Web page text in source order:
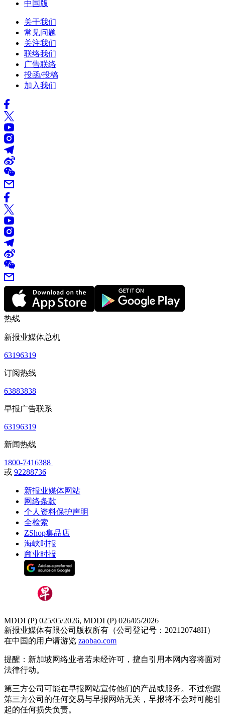
中国版
关于我们
常见问题
关注我们
联络我们
广告联络
投函/投稿
加入我们
热线
新报业媒体总机
63196319
订阅热线
63883838
早报广告联系
63196319
新闻热线
1800-7416388
或 92288736
新报业媒体网站
网络条款
个人资料保护声明
全检索
ZShop集品店
海峡时报
商业时报
MDDI (P) 025/05/2026, MDDI (P) 026/05/2026
新报业媒体有限公司版权所有（公司登记号：202120748H）
在中国的用户请游览 zaobao.com
提醒：新加坡网络业者若未经许可，擅自引用本网内容将面对
法律行动。
第三方公司可能在早报网站宣传他们的产品或服务。不过您跟
第三方公司的任何交易与早报网站无关，早报将不会对可能引
起的任何损失负责。